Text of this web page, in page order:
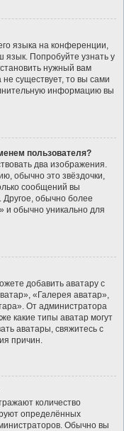
языка на конференции,
язык. Попробуйте узнать у
нужный вам
не существует, то вы сами
информацию вы
пользователя?
два изображения.
обычно это звёздочки,
сообщений вы
Другое, обычно более
и обычно уникально для
добавить аватару с
«Галерея аватар»,
От администратора
какие типы аватар могут
аватары, свяжитесь с
причин.
количество
определённых
Обычно вы